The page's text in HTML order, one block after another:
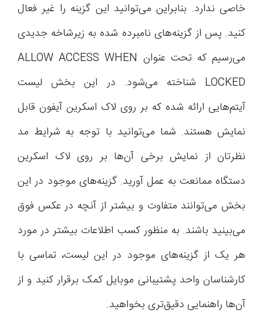
خاصی ندارد. بنابراین می‌توانید این گزینه را غیر فعال
کنید. پس از گزینه‌های نامبرده شده به زیرشاخه جدیدی
می‌رسیم که تحت عنوان ALLOW ACCESS WHEN
LOCKED شناخته می‌شود. در این بخش لیست
آیتم‌هایی ارائه شده که بر روی لاک اسکرین آیفون قابل
نمایش هستند. شما می‌توانید با توجه به شرایط مد
نظرتان از نمایش برخی آن‌ها بر روی لاک اسکرین
دستگاه ممانعت به عمل آورید. گزینه‌های موجود در این
بخش می‌توانند متفاوت و بیشتر از آنچه در عکس فوق
می‌بینید باشند. به منظور کسب اطلاعات بیشتر در مورد
هر یک از گزینه‌های موجود در این لیست، تماسی با
کارشناسان واحد پشتیبانی موبایل کمک برقرار کنید و از
آن‌ها راهنمایی دقیق‌تری بخواهید.